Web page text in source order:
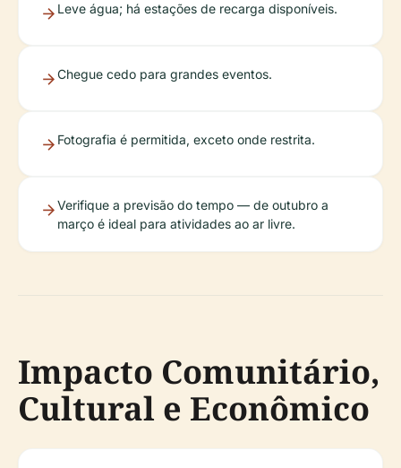
Leve água; há estações de recarga disponíveis.
Chegue cedo para grandes eventos.
Fotografia é permitida, exceto onde restrita.
Verifique a previsão do tempo — de outubro a
março é ideal para atividades ao ar livre.
Impacto Comunitário,
Cultural e Econômico